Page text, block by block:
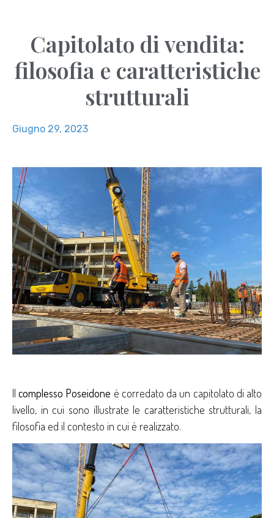
Capitolato di vendita:
filosofia e caratteristiche
strutturali
Giugno 29, 2023
Ilcomplesso Poseidone è corredato da un capitolato di alto
livello, in cui sono illustrate le caratteristiche strutturali, la
filosofia ed il contesto in cui è realizzato.